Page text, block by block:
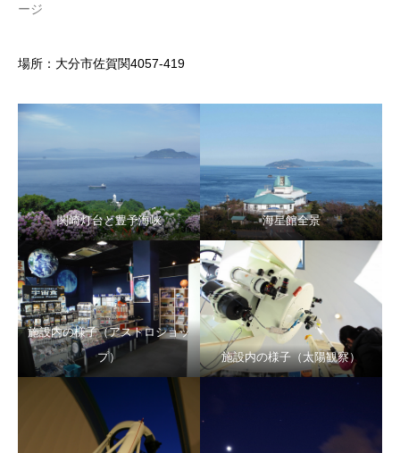
ージ
場所：大分市佐賀関4057-419
関崎灯台と豊予海峡 海星館全景
施設内の様子（アストロショッ
プ）
施設内の様子（太陽観察）